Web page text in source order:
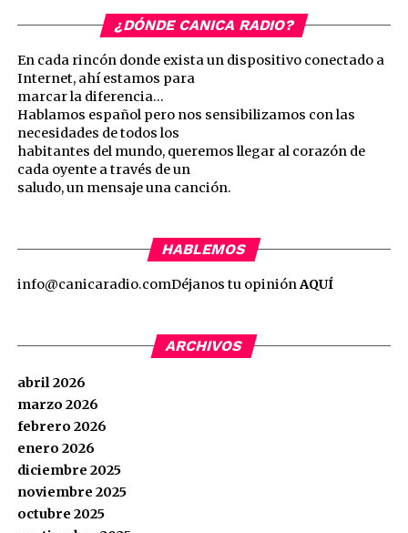
¿DÓNDE CANICA RADIO?
En cada rincón donde exista un dispositivo conectado a
Internet, ahí estamos para
marcar la diferencia…
Hablamos español pero nos sensibilizamos con las
necesidades de todos los
habitantes del mundo, queremos llegar al corazón de
cada oyente a través de un
saludo, un mensaje una canción.
HABLEMOS
info@canicaradio.comDéjanos tu opiniónAQUÍ
ARCHIVOS
abril 2026
marzo 2026
febrero 2026
enero 2026
diciembre 2025
noviembre 2025
octubre 2025